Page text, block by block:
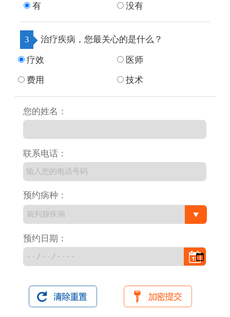
有 没有
3 治疗疾病，您最关心的是什么？
疗效 医师
费用 技术
您的姓名：
联系电话：
预约病种：
预约日期：